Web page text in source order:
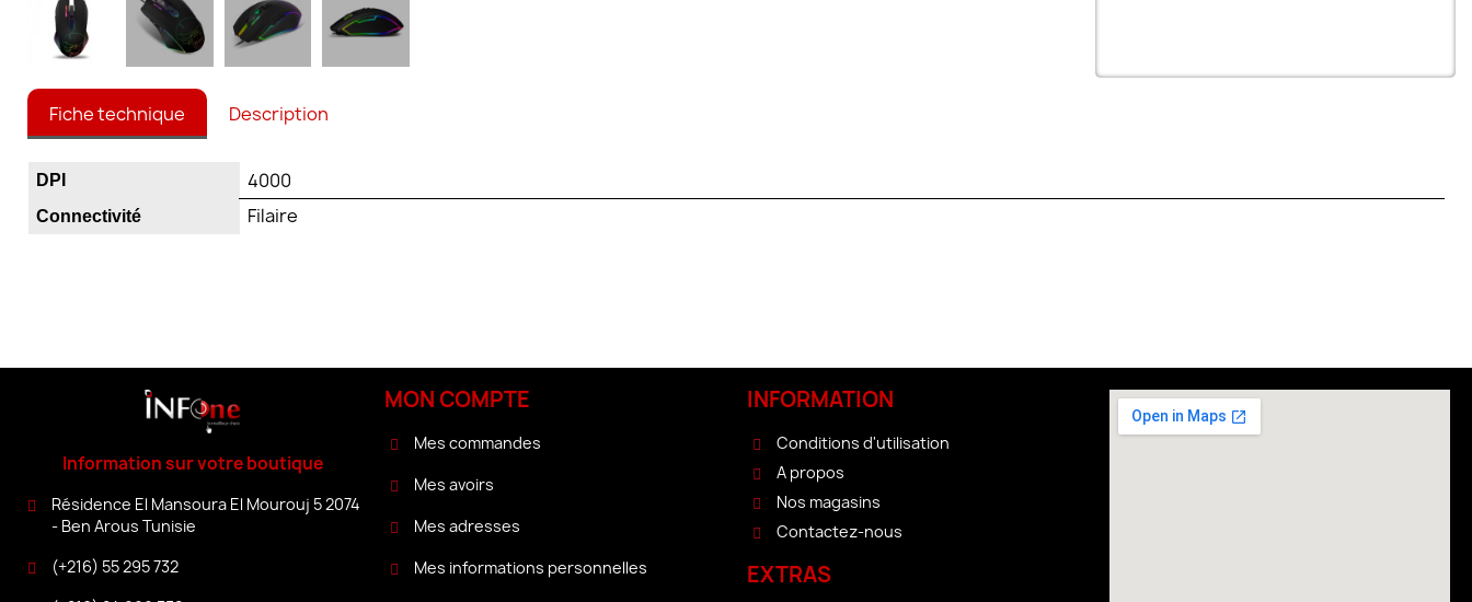
Fiche technique Description
DPI 4000
Connectivité Filaire
Information sur votre boutique
Résidence El Mansoura El Mourouj 5 2074
- Ben Arous Tunisie
(+216) 55 295 732
MON COMPTE
Mes commandes
Mes avoirs
Mes adresses
Mes informations personnelles
INFORMATION
Conditions d'utilisation
A propos
Nos magasins
Contactez-nous
EXTRAS